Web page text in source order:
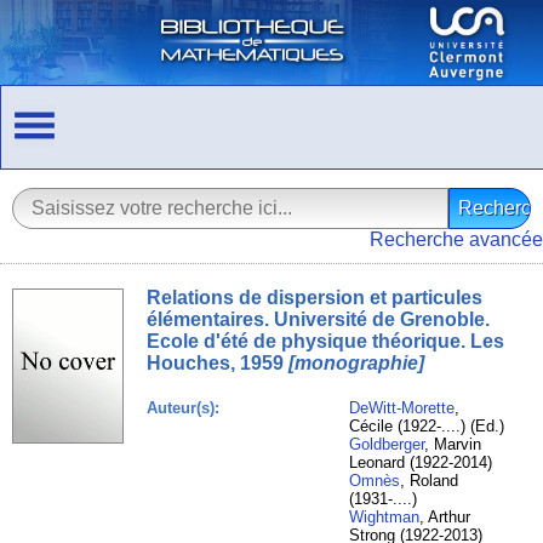
Recherche avancée
Relations de dispersion et particules
élémentaires. Université de Grenoble.
Ecole d'été de physique théorique. Les
Houches, 1959 [monographie]
Auteur(s): DeWitt-Morette,
Cécile (1922-....) (Ed.)
Goldberger, Marvin
Leonard (1922-2014)
Omnès, Roland
(1931-....)
Wightman, Arthur
Strong (1922-2013)